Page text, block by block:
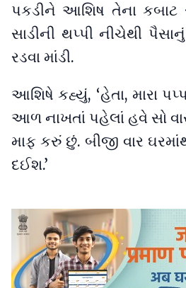
પકડીને આશિષ તેના
સાડીની થપ્પી નીચેથી
રડવા માંડી.
આશિષે કહ્યું, ‘હેતા, મારા
આળ નાખતાં પહેલાં હવે સો
માફ કરું છું. બીજી વાર
દઈશ.’